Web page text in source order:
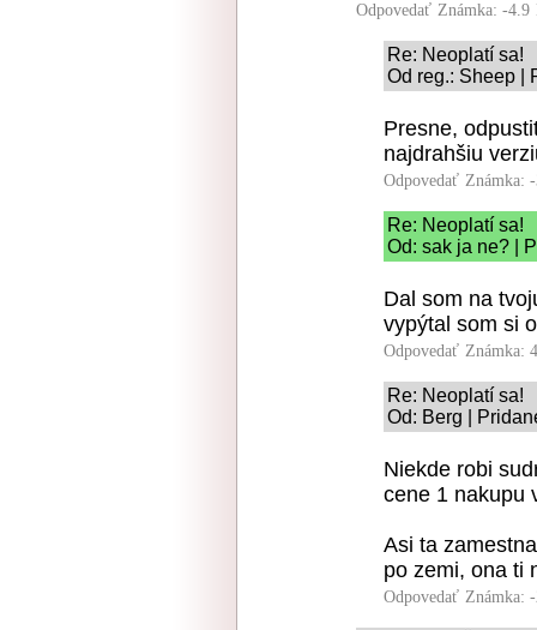
Odpovedať Známka: -4.9
Re: Neoplatí sa!
Od reg.: Sheep |
Presne,
najdrahšiu
Odpovedať Známka:
Re: Neoplatí sa!
Od: sak ja ne? |
Dal som na
vypýtal som si
Odpovedať Známka:
Re: Neoplatí sa!
Od: Berg |
Niekde robi
cene 1 nakupu
Asi ta
po zemi, ona ti
Odpovedať Známka: